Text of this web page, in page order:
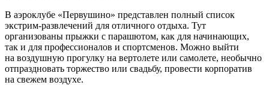
В аэроклубе «Первушино» представлен полный список
экстрим-развлечений для отличного отдыха. Тут
организованы прыжки с парашютом, как для начинающих,
так и для профессионалов и спортсменов. Можно выйти
на воздушную прогулку на вертолете или самолете, необычно
отпраздновать торжество или свадьбу, провести корпоратив
на свежем воздухе.